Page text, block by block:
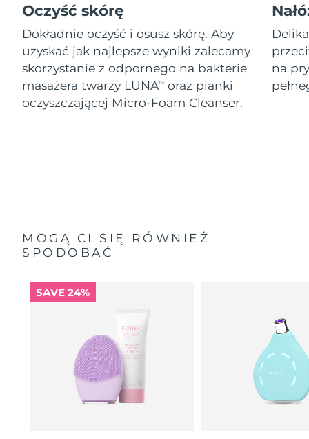
Oczyść skórę
Dokładnie oczyść i osusz skórę. Aby
uzyskać jak najlepsze wyniki zalecamy
skorzystanie z odpornego na bakterie
masażera twarzy LUNATM
oraz pianki
oczyszczającej Micro-Foam Cleanser.
na
MOGĄ CI SIĘ RÓWNIEŻ
SPODOBAĆ
SAVE 24%